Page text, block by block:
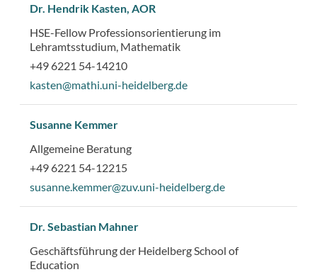
Dr. Hendrik Kasten, AOR
HSE-Fellow Professionsorientierung im
Lehramtsstudium, Mathematik
+49 6221 54-14210
kasten@mathi.uni-heidelberg.de
Susanne Kemmer
Allgemeine Beratung
+49 6221 54-12215
susanne.kemmer@zuv.uni-heidelberg.de
Dr. Sebastian Mahner
Geschäftsführung der Heidelberg School of
Education